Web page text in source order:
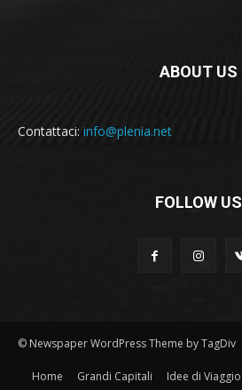
ABOUT US
Contattaci: info@plenia.net
FOLLOW US
© Newspaper WordPress Theme by TagDiv
Home Grandi Capitali Idee di Viaggio